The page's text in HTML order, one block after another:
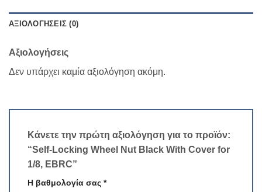
ΑΞΙΟΛΟΓΉΣΕΙΣ (0)
Αξιολογήσεις
Δεν υπάρχει καμία αξιολόγηση ακόμη.
Κάνετε την πρώτη αξιολόγηση για το προϊόν:
“Self-Locking Wheel Nut Black With Cover for
1/8, EBRC”
Η βαθμολογία σας *